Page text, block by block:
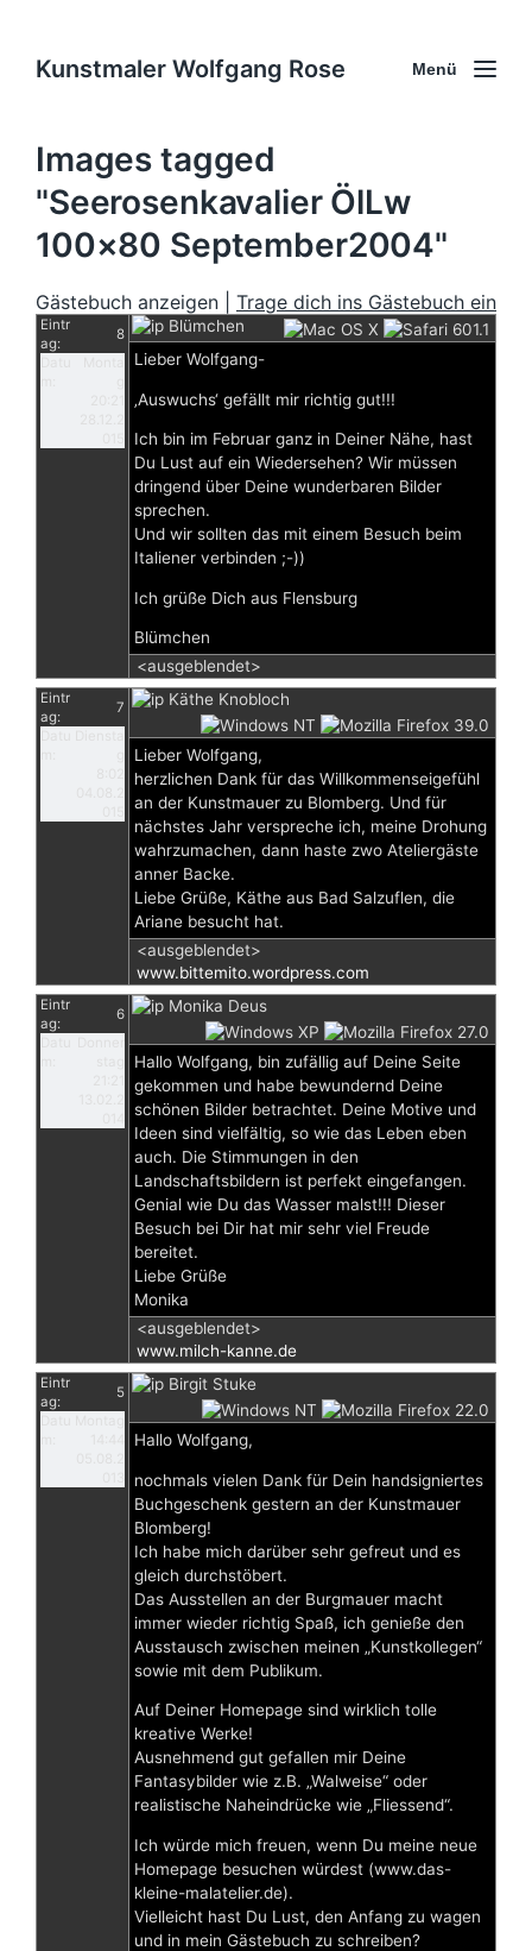
Kunstmaler Wolfgang Rose Menü
Images tagged
"Seerosenkavalier ÖlLw
100×80 September2004"
Gästebuch anzeigen | Trage dich ins Gästebuch ein
Eintr
ag:
8
Blümchen
Lieber Wolfgang-
‚Auswuchs‘ gefällt mir richtig gut!!!
Ich bin im Februar ganz in Deiner Nähe, hast
Du Lust auf ein Wiedersehen? Wir müssen
dringend über Deine wunderbaren Bilder
sprechen.
Und wir sollten das mit einem Besuch beim
Italiener verbinden ;-))
Ich grüße Dich aus Flensburg
Blümchen
<ausgeblendet>
Eintr
ag:
7
Käthe Knobloch
Lieber Wolfgang,
herzlichen Dank für das Willkommenseigefühl
an der Kunstmauer zu Blomberg. Und für
nächstes Jahr verspreche ich, meine Drohung
wahrzumachen, dann haste zwo Ateliergäste
anner Backe.
Liebe Grüße, Käthe aus Bad Salzuflen, die
Ariane besucht hat.
<ausgeblendet>
www.bittemito.wordpress.com
Eintr
ag:
6
Monika Deus
Hallo Wolfgang, bin zufällig auf Deine Seite
gekommen und habe bewundernd Deine
schönen Bilder betrachtet. Deine Motive und
Ideen sind vielfältig, so wie das Leben eben
auch. Die Stimmungen in den
Landschaftsbildern ist perfekt eingefangen.
Genial wie Du das Wasser malst!!! Dieser
Besuch bei Dir hat mir sehr viel Freude
bereitet.
Liebe Grüße
Monika
<ausgeblendet>
www.milch-kanne.de
Eintr
ag:
5
Birgit Stuke
Hallo Wolfgang,
nochmals vielen Dank für Dein handsigniertes
Buchgeschenk gestern an der Kunstmauer
Blomberg!
Ich habe mich darüber sehr gefreut und es
gleich durchstöbert.
Das Ausstellen an der Burgmauer macht
immer wieder richtig Spaß, ich genieße den
Ausstausch zwischen meinen „Kunstkollegen“
sowie mit dem Publikum.
Auf Deiner Homepage sind wirklich tolle
kreative Werke!
Ausnehmend gut gefallen mir Deine
Fantasybilder wie z.B. „Walweise“ oder
realistische Naheindrücke wie „Fliessend“.
Ich würde mich freuen, wenn Du meine neue
Homepage besuchen würdest (www.das-
kleine-malatelier.de).
Vielleicht hast Du Lust, den Anfang zu wagen
und in mein Gästebuch zu schreiben?